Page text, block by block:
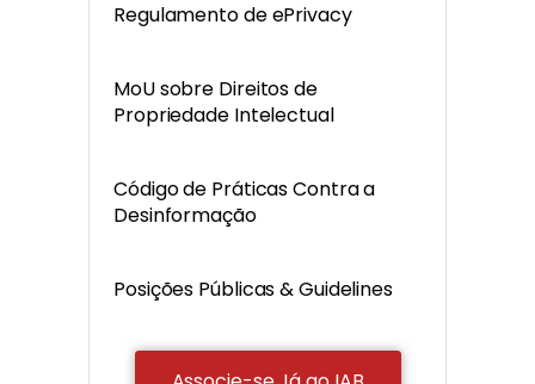
Regulamento de ePrivacy
MoU sobre Direitos de
Propriedade Intelectual
Código de Práticas Contra a
Desinformação
Posições Públicas & Guidelines